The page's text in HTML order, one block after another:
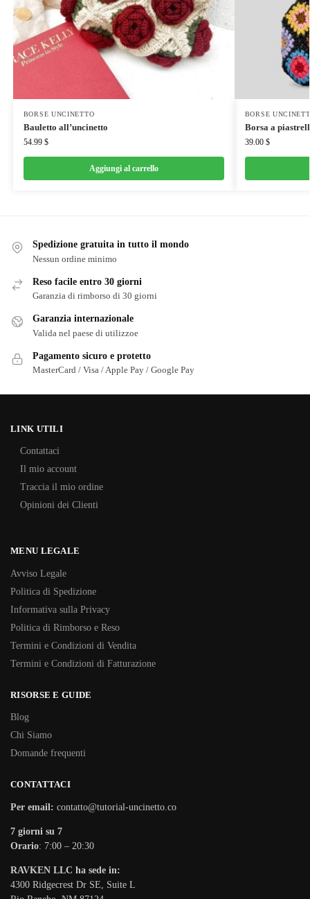
BORSE UNCINETTO
Bauletto all’uncinetto
54.99 $
Aggiungi al carrello
BORSE
Borsa a
39.00 $
Spedizione gratuita in tutto il mondo
Nessun ordine minimo
Reso facile entro 30 giorni
Garanzia di rimborso di 30 giorni
Garanzia internazionale
Valida nel paese di utilizzoe
Pagamento sicuro e protetto
MasterCard / Visa / Apple Pay / Google Pay
LINK UTILI
Contattaci
Il mio account
Traccia il mio ordine
Opinioni dei Clienti
MENU LEGALE
Avviso Legale
Politica di Spedizione
Informativa sulla Privacy
Politica di Rimborso e Reso
Termini e Condizioni di Vendita
Termini e Condizioni di Fatturazione
RISORSE E GUIDE
Blog
Chi Siamo
Domande frequenti
CONTATTACI
Per email: contatto@tutorial-uncinetto.co
7 giorni su 7
Orario: 7:00 – 20:30
RAVKEN LLC ha sede in:
4300 Ridgecrest Dr SE, Suite L